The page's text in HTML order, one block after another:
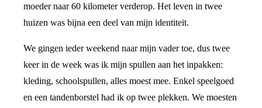
moeder naar 60 kilometer verderop. Het leven in twee
huizen was bijna een deel van mijn identiteit.
We gingen ieder weekend naar mijn vader toe, dus twee
keer in de week was ik mijn spullen aan het inpakken:
kleding, schoolspullen, alles moest mee. Enkel speelgoed
en een tandenborstel had ik op twee plekken. We moesten